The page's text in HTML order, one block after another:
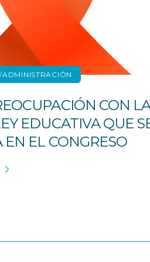
ADMINISTRACIÓN
CON LA
EDUCATIVA QUE
EN EL CONGRESO